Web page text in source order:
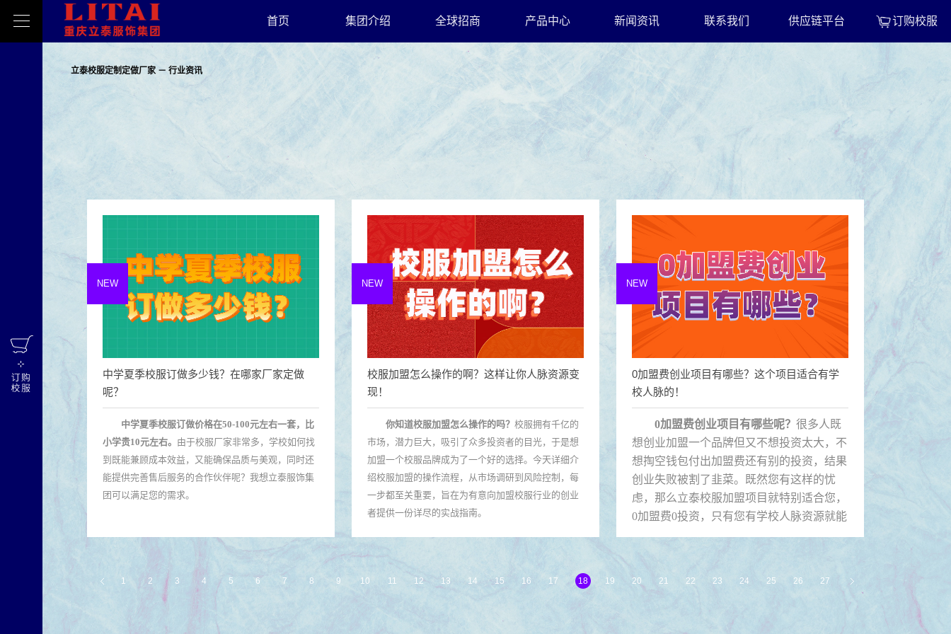
首页 集团介绍 全球招商 产品中心 新闻资讯 联系我们 供应链平台 订购校服
立泰校服定制定做厂家 － 行业资讯
NEW
中学夏季校服订做多少钱？在哪家厂家定做
呢？
中学夏季校服订做价格在50-100元左右一套，比
小学贵10元左右。 由于校服厂家非常多，学校如何找
到既能兼顾成本效益，又能确保品质与美观，同时还
能提供完善售后服务的合作伙伴呢？我想立泰服饰集
团可以满足您的需求。
NEW
校服加盟怎么操作的啊？这样让你人脉资源变
现！
你知道校服加盟怎么操作的吗？ 校服拥有千亿的
市场，潜力巨大，吸引了众多投资者的目光，于是想
加盟一个校服品牌成为了一个好的选择。今天详细介
绍校服加盟的操作流程，从市场调研到风险控制，每
一步都至关重要，旨在为有意向加盟校服行业的创业
者提供一份详尽的实战指南。
NEW
0加盟费创业项目有哪些？这个项目适合有学
校人脉的！
0加盟费创业项目有哪些呢？ 很多人既
想创业加盟一个品牌但又不想投资太大，不
想掏空钱包付出加盟费还有别的投资，结果
创业失败被割了韭菜。既然您有这样的忧
虑，那么立泰校服加盟项目就特别适合您，
0加盟费0投资，只有您有学校人脉资源就能
成为我们的资源合伙人，享受高提成收入，
1 2 3 4 5 6 7 8 9 10 11 12 13 14 15 16 17 18 19 20 21 22 23 24 25 26 27